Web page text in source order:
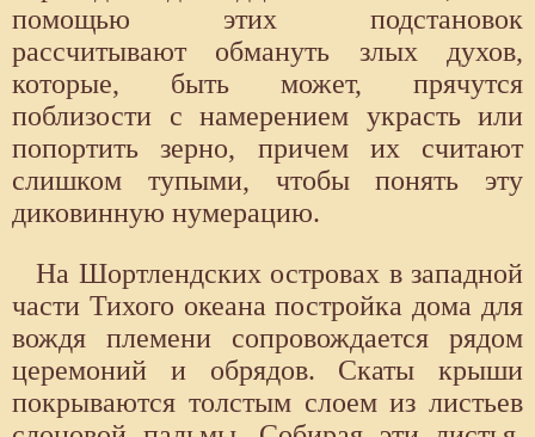
помощью этих подстановок
рассчитывают обмануть злых духов,
которые, быть может, прячутся
поблизости с намерением украсть или
попортить зерно, причем их считают
слишком тупыми, чтобы понять эту
диковинную нумерацию.
На Шортлендских островах в западной
части Тихого океана постройка дома для
вождя племени сопровождается рядом
церемоний и обрядов. Скаты крыши
покрываются толстым слоем из листьев